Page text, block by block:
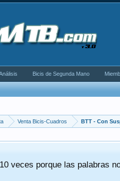
Venta Bicis-Cuadros BTT - Con
veces porque las palabras
Bicis de Segunda Mano